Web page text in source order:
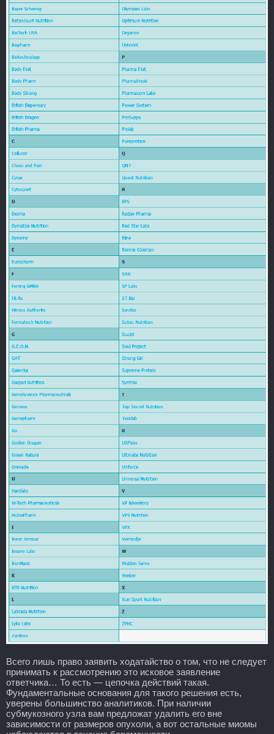
Всего лишь право заявить ходатайство о том, что не следует
принимать к рассмотрению это исковое заявление
ответчика… То есть — цепочка действий такая.
Фундаментальные основания для такого решения есть,
уверены большинство аналитиков. При наличии
субмукозного узла вам предложат удалить его вне
зависимости от размеров опухоли, а вот остальные миомы